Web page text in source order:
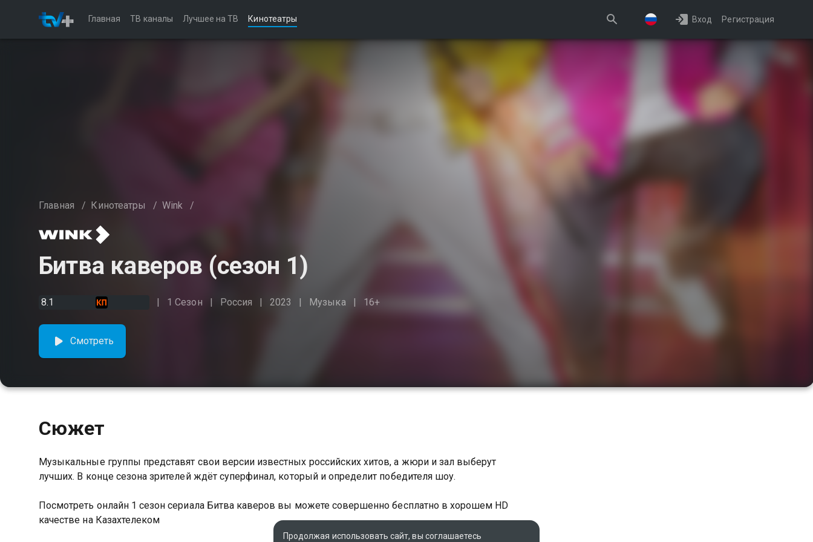
Главная ТВ каналы Лучшее на ТВ Кинотеатры Вход Регистрация
Главная / Кинотеатры / Wink /
Битва каверов (сезон 1)
8.1 1 Сезон Россия 2023 Музыка 16+
Смотреть
Сюжет
Музыкальные группы представят свои версии известных российских хитов, а жюри и зал выберут
лучших. В конце сезона зрителей ждёт суперфинал, который и определит победителя шоу.
Посмотреть онлайн 1 сезон сериала Битва каверов вы можете совершенно бесплатно в хорошем HD
качестве на Казахтелеком
Продолжая использовать сайт, вы соглашаетесь